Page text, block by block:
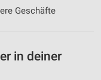
Geschäfte
in deiner